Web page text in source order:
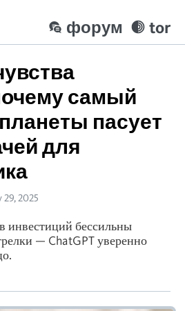
tor
форум
самый
пасует
для
2025
инвестиций бессильны
— ChatGPT уверенно